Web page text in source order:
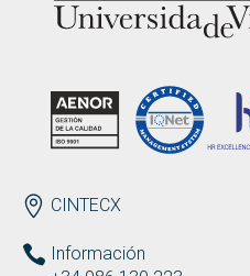
ES EN Search
por:
BUSCAR
ENDEREZO
CINTECX
Información